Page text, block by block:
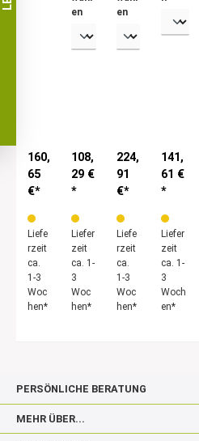
160,
65
€*
Liefe
rzeit
ca.
1-3
Woc
hen*
ssun
180m
en
108,
29 €
*
Liefer
zeit
ca. 1-
3
Woc
hen*
en
224,
91
€*
Liefe
rzeit
ca.
1-3
Woc
hen*
nauss
chnitt
141,
61 €
*
Liefer
zeit
ca. 1-
3
Woch
en*
PERSÖNLICHE BERATUNG
MEHR ÜBER...